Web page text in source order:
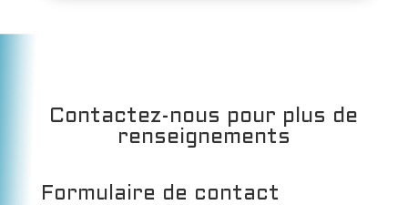
Contactez-nous pour plus de
renseignements
Formulaire de contact